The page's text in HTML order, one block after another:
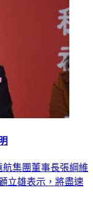
集團董事長張綱維
立雄表示，將盡速